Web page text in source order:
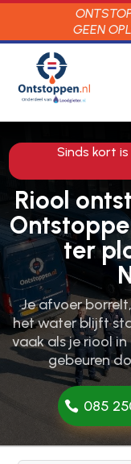
GEEN
Sinds kort
Riool
ter
Je afvoer
het water blijft
vaak als je riool
gebeuren
085